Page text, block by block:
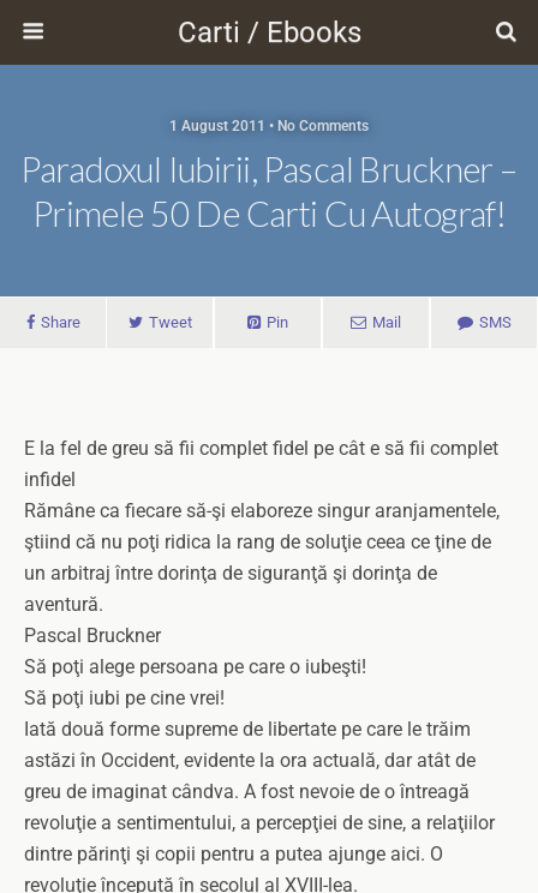
Carti / Ebooks
1 August 2011 • No Comments
Paradoxul Iubirii, Pascal Bruckner –
Primele 50 De Carti Cu Autograf!
Share Tweet Pin Mail SMS
E la fel de greu să fii complet fidel pe cât e să fii complet
infidel
Rămâne ca fiecare să-şi elaboreze singur aranjamentele,
ştiind că nu poţi ridica la rang de soluţie ceea ce ţine de
un arbitraj între dorinţa de siguranţă şi dorinţa de
aventură.
Pascal Bruckner
Să poţi alege persoana pe care o iubeşti!
Să poţi iubi pe cine vrei!
Iată două forme supreme de liber­tate pe care le trăim
astăzi în Occident, evidente la ora actuală, dar atât de
greu de imaginat cândva. A fost nevoie de o întrea­gă
revoluţie a sentimentului, a percepţiei de sine, a relaţiilor
dintre părinţi şi copii pentru a putea ajunge aici. O
revoluţie începută în secolul al XVIII-lea.